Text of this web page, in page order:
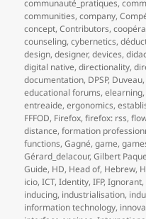
communauté_pratiques,
communities,company,
concept,Contributors,
counseling,cybernetics,
design,designer,devices,
digital native,directionality,
documentation, DPSP, Duveau
educational forums,elearning
entreaide,ergonomics,
FFFOD, Firefox,firefox: rss,
distance,formation
functions,Gagné,game,
Gérard_delacour,Gilbert
Guide, HD, Head of, Hebrew,
icio,ICT,Identity,IFP,Ignorant,
inducing, industrialisation,
information technology,